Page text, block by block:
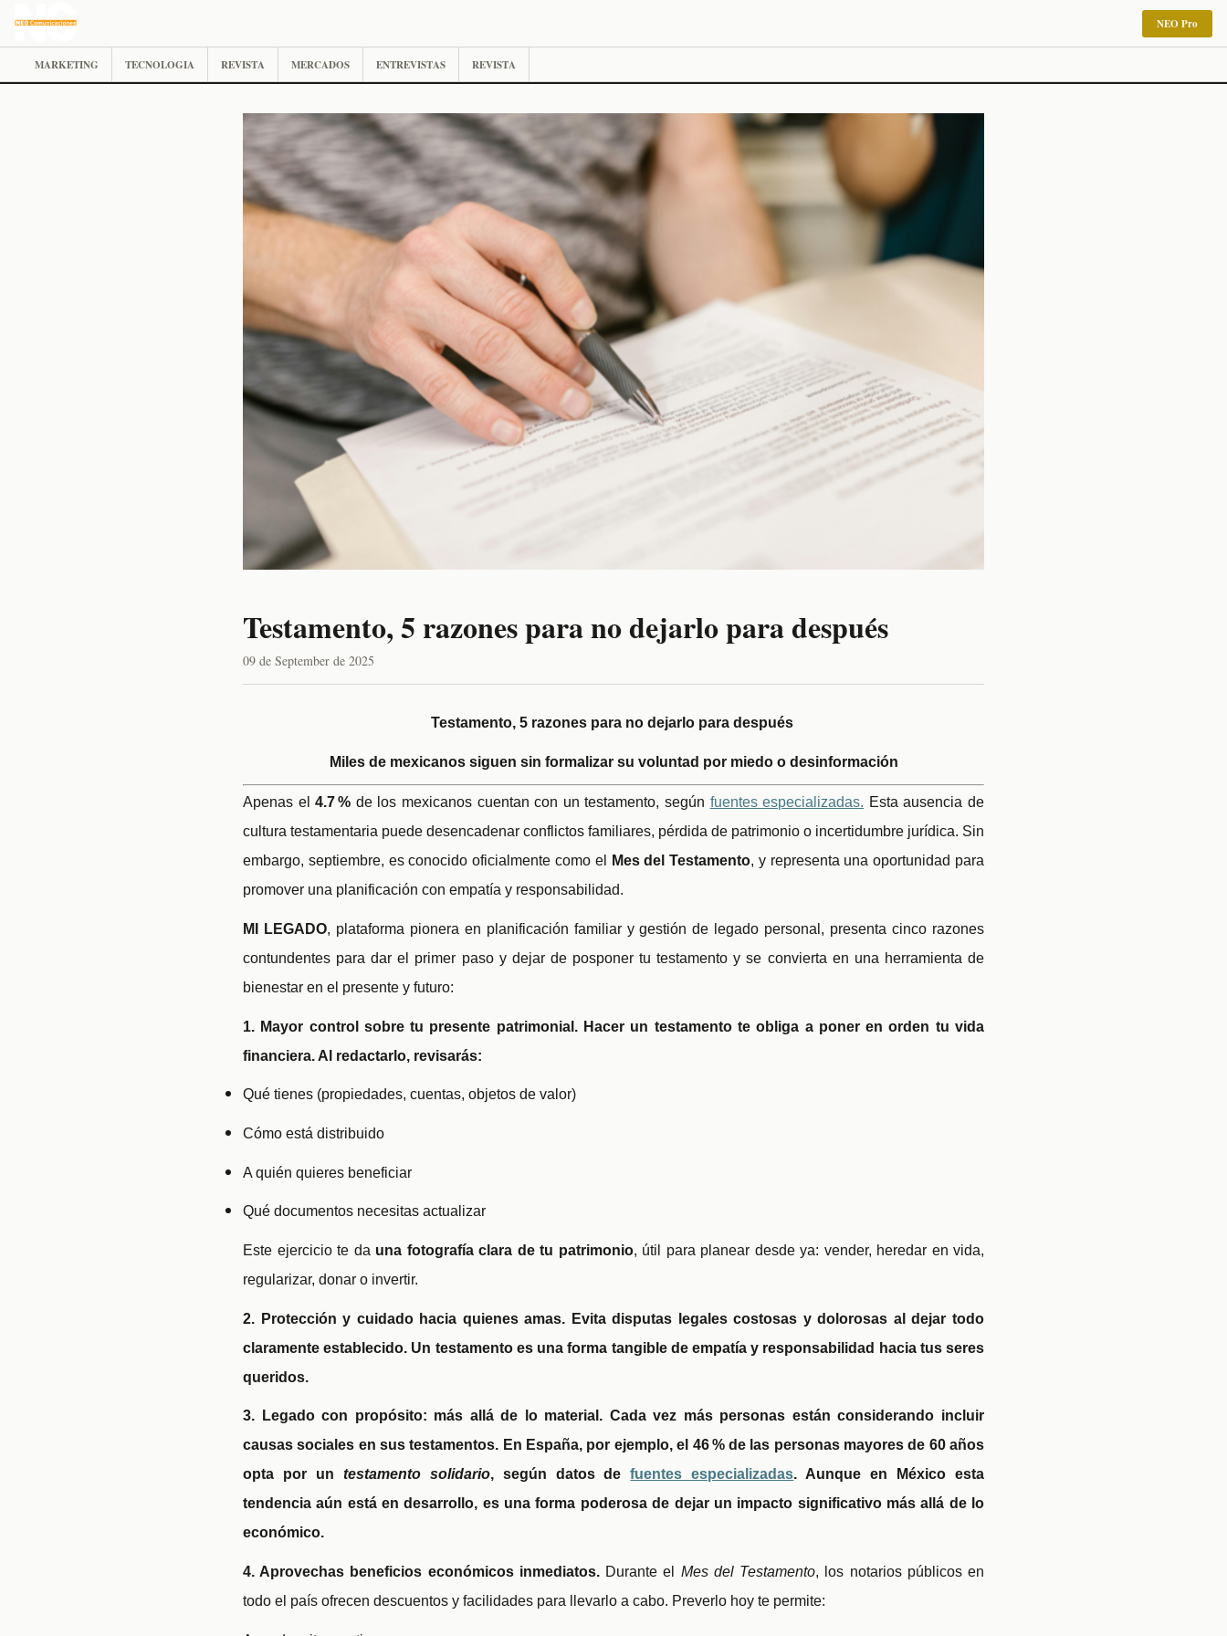
NEO Pro
MARKETING TECNOLOGIA REVISTA MERCADOS ENTREVISTAS REVISTA
Testamento, 5 razones para no dejarlo para después
09 de September de 2025
Testamento, 5 razones para no dejarlo para después
Miles de mexicanos siguen sin formalizar su voluntad por miedo o desinformación
Apenas el4.7% de los mexicanos cuentan con un testamento, según fuentes especializadas. Esta ausencia de
cultura testamentaria puede desencadenar conflictos familiares, pérdida de patrimonio o incertidumbre jurídica. Sin
embargo, septiembre, es conocido oficialmente como el
Mes del Testamento, y representa una oportunidad para
promover una planificación con empatía y responsabilidad.
MI LEGADO, plataforma pionera en planificación familiar y gestión de legado personal, presenta cinco razones
contundentes para dar el primer paso y dejar de posponer tu testamento y se convierta en una herramienta de
bienestar en el presente y futuro:
1. Mayor control sobre tu presente patrimonial. Hacer un testamento te obliga a poner en orden tu vida
financiera. Al redactarlo, revisarás:
Qué tienes (propiedades, cuentas, objetos de valor)
Cómo está distribuido
A quién quieres beneficiar
Qué documentos necesitas actualizar
Este ejercicio te da una fotografía clara de tu patrimonio, útil para planear desde ya: vender, heredar en vida,
regularizar, donar o invertir.
2. Protección y cuidado hacia quienes amas. Evita disputas legales costosas y dolorosas al dejar todo
claramente establecido. Un testamento es una forma tangible de empatía y responsabilidad hacia tus seres
queridos.
3. Legado con propósito: más allá de lo material. Cada vez más personas están considerando incluir
causas sociales en sus testamentos. En España, por ejemplo, el 46% de las personas mayores de 60 años
opta por un testamento solidario, según datos defuentes especializadas. Aunque en México esta
tendencia aún está en desarrollo, es una forma poderosa de dejar un impacto significativo más allá de lo
económico.
4. Aprovechas beneficios económicos inmediatos. Durante el Mes del Testamento, los notarios públicos en
todo el país ofrecen descuentos y facilidades para llevarlo a cabo. Preverlo hoy te permite: